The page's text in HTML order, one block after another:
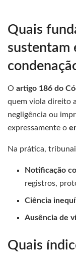
Quais
sustentam
O artigo 186 do
quem viola direito
negligência ou
expressamente o
Na prática,
Notificação
registros,
Ciência
Ausência de
Quais